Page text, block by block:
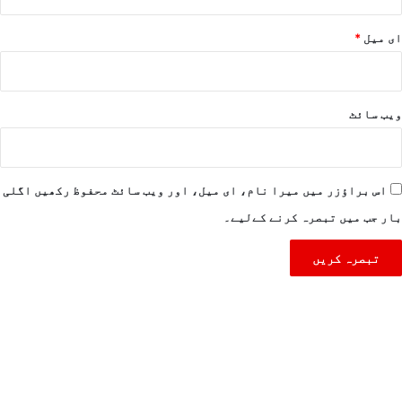
ای میل *
ویب‌ سائٹ
اس براؤزر میں میرا نام، ای میل، اور ویب سائٹ محفوظ رکھیں اگلی
بار جب میں تبصرہ کرنے کےلیے۔